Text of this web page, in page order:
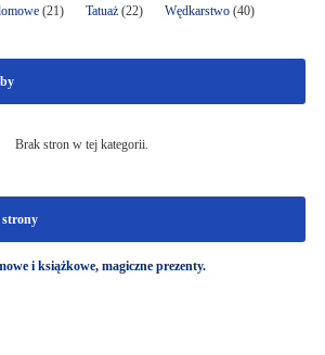
(21) Tatuaż(22) Wędkarstwo(40)
Brak stron w tej kategorii.
strony
i książkowe, magiczne prezenty.